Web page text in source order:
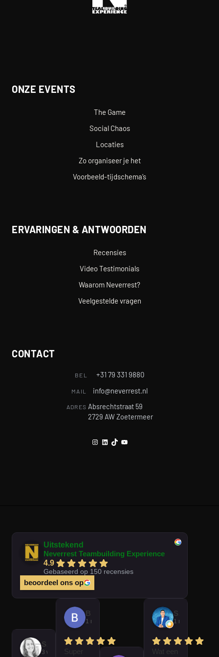
ONZE EVENTS
The Game
Social Chaos
Locaties
Zo organiseer je het
Voorbeeld-tijdschema’s
ERVARINGEN & ANTWOORDEN
Recensies
Video Testimonials
Waarom Neverrest?
Veelgestelde vragen
CONTACT
BEL +31 79 331 9880
MAIL info@neverrest.nl
ADRES Absrechtstraat 59
2729 AW Zoetermeer
Instagram
LinkedIn
TikTokYouTube
Uitstekend
Neverrest Teambuilding Experience
4.9
Gebaseerd op 150 recensies
beoordeel ons op
3 weken geleden
1 maand geleden
Super
1 maand
Wat een